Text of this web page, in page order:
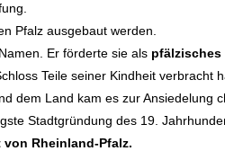
Pfalz ausgebaut werden.
Er förderte sie als pfälzisches
Teile seiner Kindheit verbracht
dem Land kam es zur Ansiedelung
Stadtgründung des 19.
Rheinland-Pfalz.